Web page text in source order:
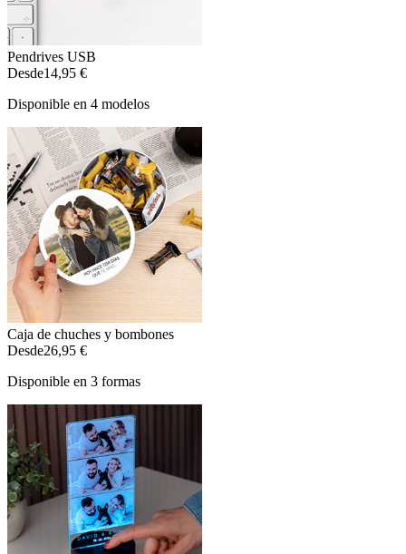
Pendrives USB
Desde14,95 €
Disponible en 4 modelos
Caja de chuches y bombones
Desde26,95 €
Disponible en 3 formas